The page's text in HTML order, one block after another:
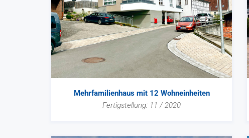
Mehrfamilienhaus mit 12 Wohneinheiten
Fertigstellung: 11 / 2020